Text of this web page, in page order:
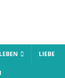
LEBEN LIEBE